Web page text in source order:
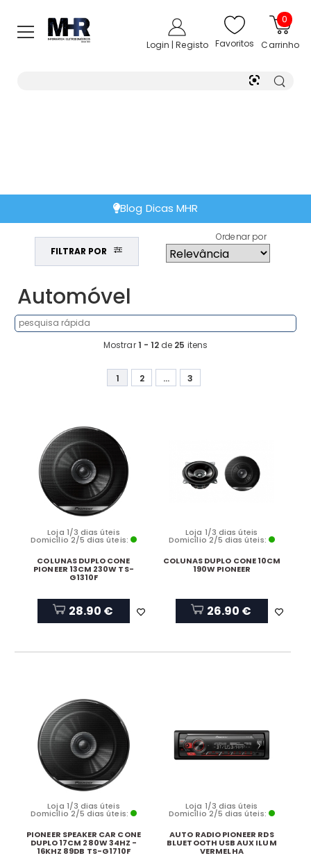
Login | Registo Favoritos
0
Carrinho
Blog Dicas MHR
FILTRAR POR
Ordenar por
Automóvel
Mostrar1 - 12 de 25 itens
1 2 ... 3
Loja 1/3 dias úteis
Domicílio 2/5 dias úteis:
COLUNAS DUPLO CONE
PIONEER 13CM 230W TS-
G1310F
28.90 €
Loja 1/3 dias úteis
Domicílio 2/5 dias úteis:
COLUNAS DUPLO CONE 10CM
190W PIONEER
26.90 €
Loja 1/3 dias úteis
Domicílio 2/5 dias úteis:
PIONEER SPEAKER CAR CONE
DUPLO 17CM 280W 34HZ -
16KHZ 89DB TS-G1710F
Loja 1/3 dias úteis
Domicílio 2/5 dias úteis:
AUTO RADIO PIONEER RDS
BLUETOOTH USB AUX ILUM
VERMELHA